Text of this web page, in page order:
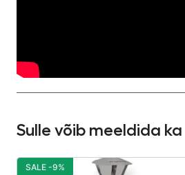
Sulle võib meeldida ka
SALE -9%